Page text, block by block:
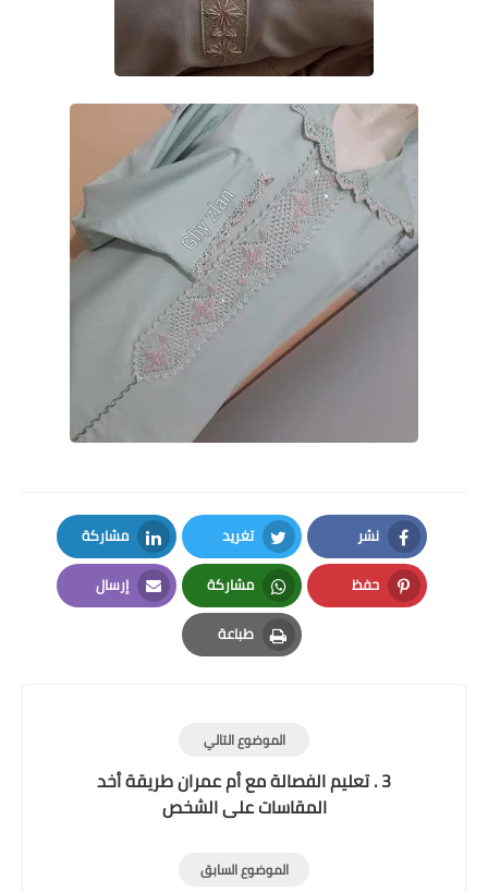
نشر
Facebook
تغريد
Twitter
مشاركة
LinkedIn
حفظ
Pinterest
مشاركة
Whatsapp
إرسال
Email
طباعة
Print
الموضوع التالي
3 . تعليم الفصالة مع أم عمران طريقة أخد
المقاسات على الشخص
الموضوع السابق